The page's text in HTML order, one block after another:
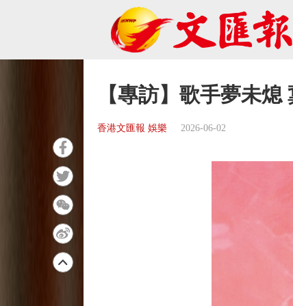
【專訪】歌手夢未
香港文匯報 娛樂 2026-06-02